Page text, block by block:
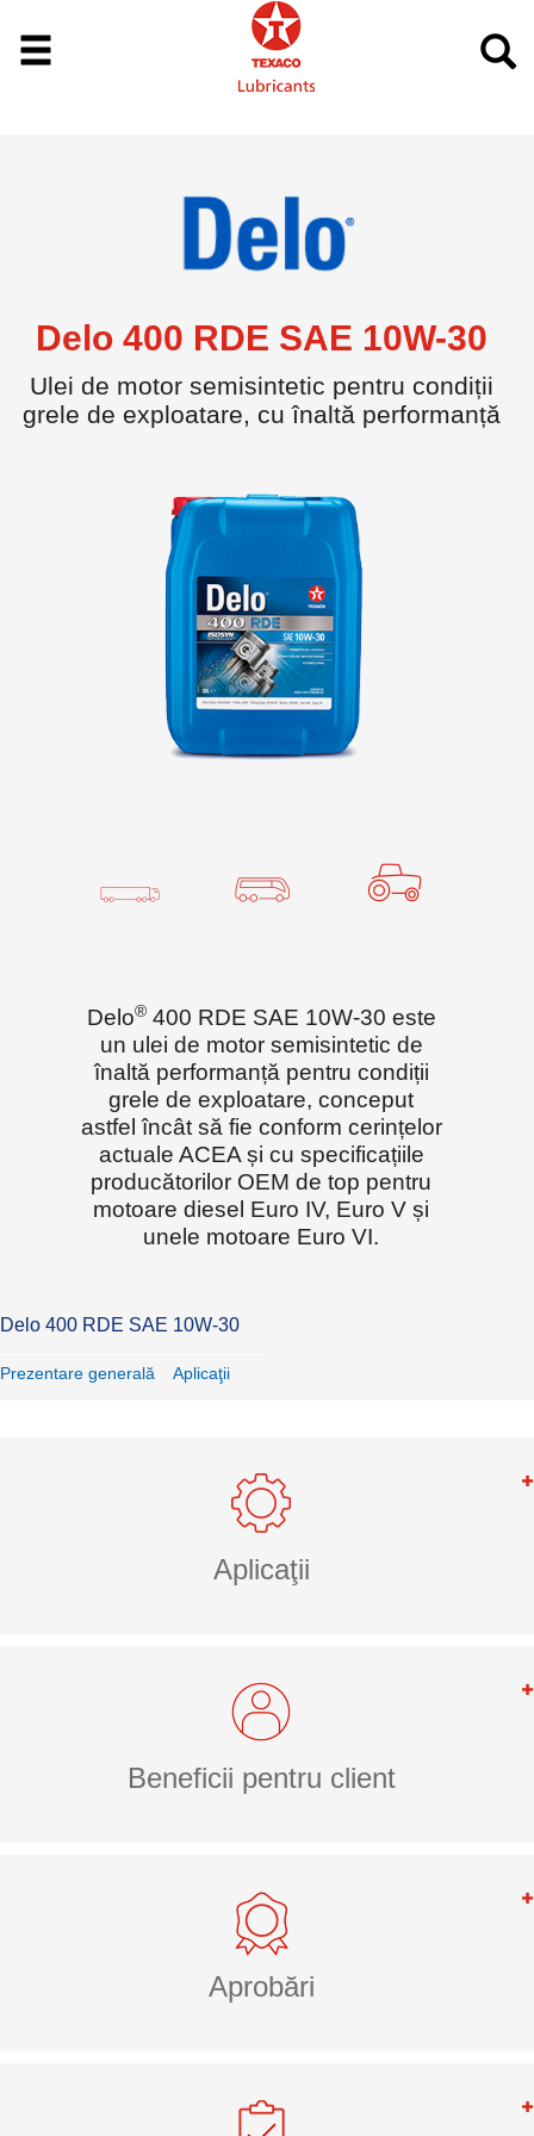
Delo 400 RDE SAE 10W-30
Ulei de motor semisintetic pentru condiții
grele de exploatare, cu înaltă performanță
Delo®400 RDE SAE 10W-30 este
un ulei de motor semisintetic de
înaltă performanță pentru condiții
grele de exploatare, conceput
astfel încât să fie conform cerințelor
actuale ACEA și cu specificațiile
producătorilor OEM de top pentru
motoare diesel Euro IV, Euro V și
unele motoare Euro VI.
Delo 400 RDE SAE 10W-30
Prezentare generală Aplicaţii
Aplicaţii
Beneficii pentru client
Aprobări